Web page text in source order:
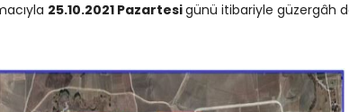
25.10.2021 Pazartesigünü itibariyle güzergâh